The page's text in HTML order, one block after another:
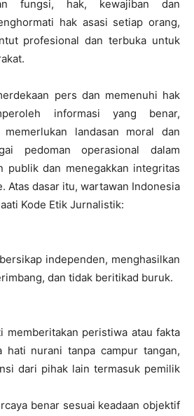
fungsi, hak, kewajiban dan
hak asasi setiap orang,
profesional dan terbuka untuk
pers dan memenuhi hak
informasi yang benar,
landasan moral dan
pedoman operasional dalam
publik dan menegakkan integritas
Atas dasar itu, wartawan Indonesia
Kode Etik Jurnalistik:
independen, menghasilkan
dan tidak beritikad buruk.
memberitakan peristiwa atau fakta
hati nurani tanpa campur tangan,
dari pihak lain termasuk pemilik
benar sesuai keadaan objektif